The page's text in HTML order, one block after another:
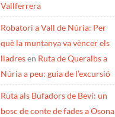
Vallferrera
Robatori a Vall de Núria: Per
què la muntanya va vèncer els
lladresen Ruta de Queralbs a
Núria a peu: guia de l’excursió
Ruta als Bufadors de Beví: un
bosc de conte de fades a Osona